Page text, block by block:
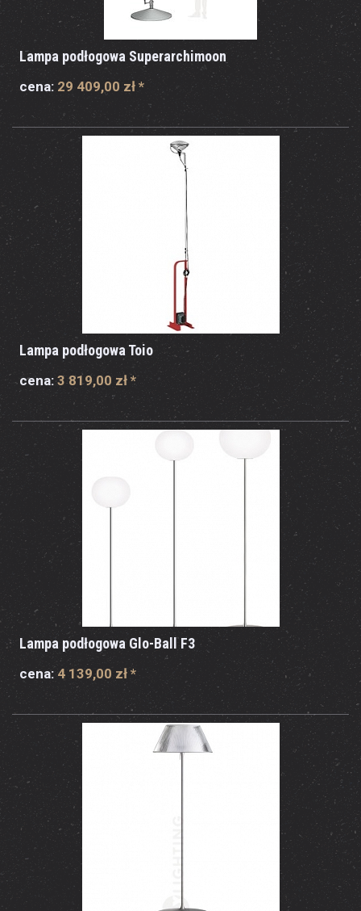
Lampa podłogowa Superarchimoon
cena: 29 409,00 zł *
Lampa podłogowa Toio
cena: 3 819,00 zł *
Lampa podłogowa Glo-Ball F3
cena: 4 139,00 zł *